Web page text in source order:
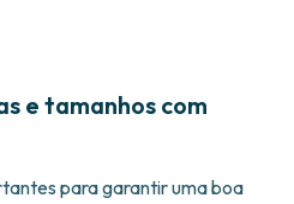
e tamanhos com
para garantir uma boa